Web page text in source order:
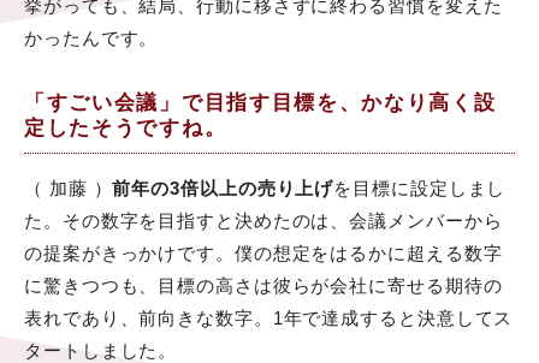
挙がっても、結局、行動に移さずに終わる習慣を変えた
かったんです。
「すごい会議」で目指す目標を、かなり高く設
定したそうですね。
（ 加藤 ）前年の3倍以上の売り上げを目標に設定しまし
た。その数字を目指すと決めたのは、会議メンバーから
の提案がきっかけです。僕の想定をはるかに超える数字
に驚きつつも、目標の高さは彼らが会社に寄せる期待の
表れであり、前向きな数字。1年で達成すると決意してス
タートしました。